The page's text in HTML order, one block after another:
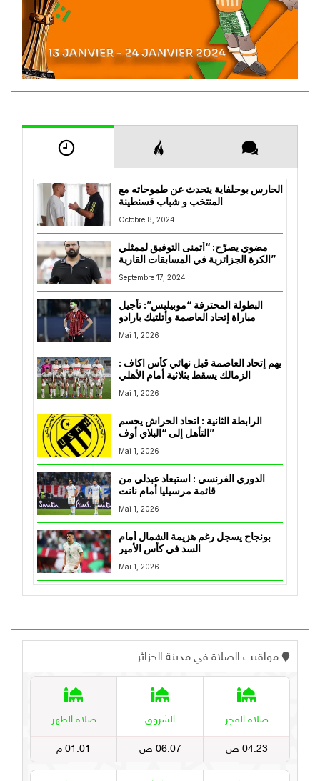
الحارس بوحلفاية يتحدث عن طموحاته مع
المنتخب و شباب قسنطينة
Octobre 8, 2024
مضوي يصرّح: “أتمنى التوفيق لممثلي
الكرة الجزائرية في المسابقات القارية”
Septembre 17, 2024
البطولة المحترفة “موبيليس”: تأجيل
مباراة إتحاد العاصمة وأتلتيك بارادو
Mai 1, 2026
يهم إتحاد العاصمة قبل نهائي كأس اكاف :
Mai 1, 2026
الرابطة الثانية : اتحاد الحراش يحسم
التأهل إلى “البلاي أوف”
Mai 1, 2026
الدوري الفرنسي : استبعاد عبدلي من
قائمة مرسيليا أمام نانت
Mai 1, 2026
بونجاح يسجل رغم هزيمة الشمال أمام
السد في كأس الأمير
Mai 1, 2026